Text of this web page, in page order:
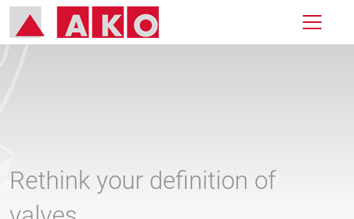
Rethink your definition of